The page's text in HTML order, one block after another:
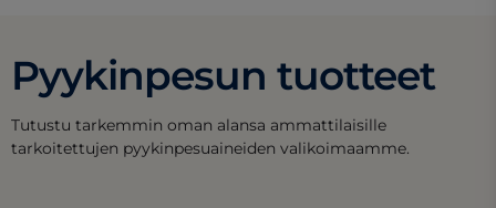
Pyykinpesun tuotteet
Tutustu tarkemmin oman alansa ammattilaisille
tarkoitettujen pyykinpesuaineiden valikoimaamme.